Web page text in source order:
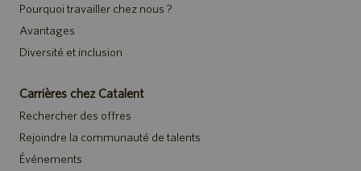
Pourquoi travailler chez nous ?
Avantages
Diversité et inclusion
Carrières chez Catalent
Rechercher des offres
Rejoindre la communauté de talents
Événements